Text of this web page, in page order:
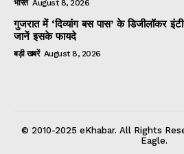
भारत August 8, 2026
गुजरात में ‘दिव्यांग बस पास’ के डिजीलॉकर
जानें इसके फायदे
बड़ी खबरें August 8, 2026
© 2010-2025 eKhabar. All Rights
Eagle.